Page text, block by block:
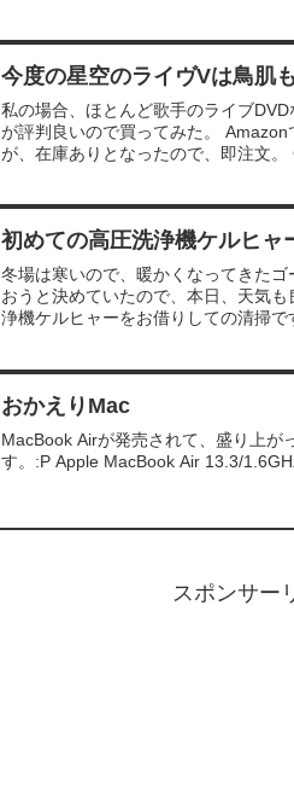
今度の星空のライヴVは鳥肌
私の場合、ほとんど歌手のライブ
が評判良いので買ってみた。
が、在庫ありとなったので、即注文。
初めての高圧洗浄機ケルヒャ
冬場は寒いので、暖かくなってきた
おうと決めていたので、本日、天気
浄機ケルヒャーをお借りしての清掃
おかえりMac
MacBook Airが発売されて、盛り上が
す。:P Apple MacBook Air 13.3/
スポンサー